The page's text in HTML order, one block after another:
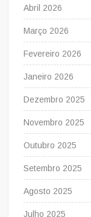
Abril 2026
Março 2026
Fevereiro 2026
Janeiro 2026
Dezembro 2025
Novembro 2025
Outubro 2025
Setembro 2025
Agosto 2025
Julho 2025